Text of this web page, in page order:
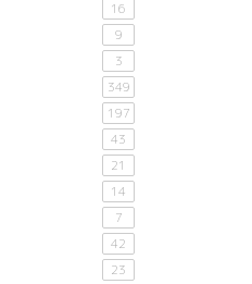
16
9
3
349
197
43
21
14
7
42
23